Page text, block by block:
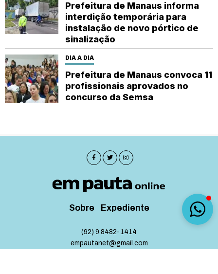
Prefeitura de Manaus informa
interdição temporária para
instalação de novo pórtico de
sinalização
DIA A DIA
Prefeitura de Manaus convoca 11
profissionais aprovados no
concurso da Semsa
Sobre Expediente
(92) 9 8482-1414
empautanet@gmail.com